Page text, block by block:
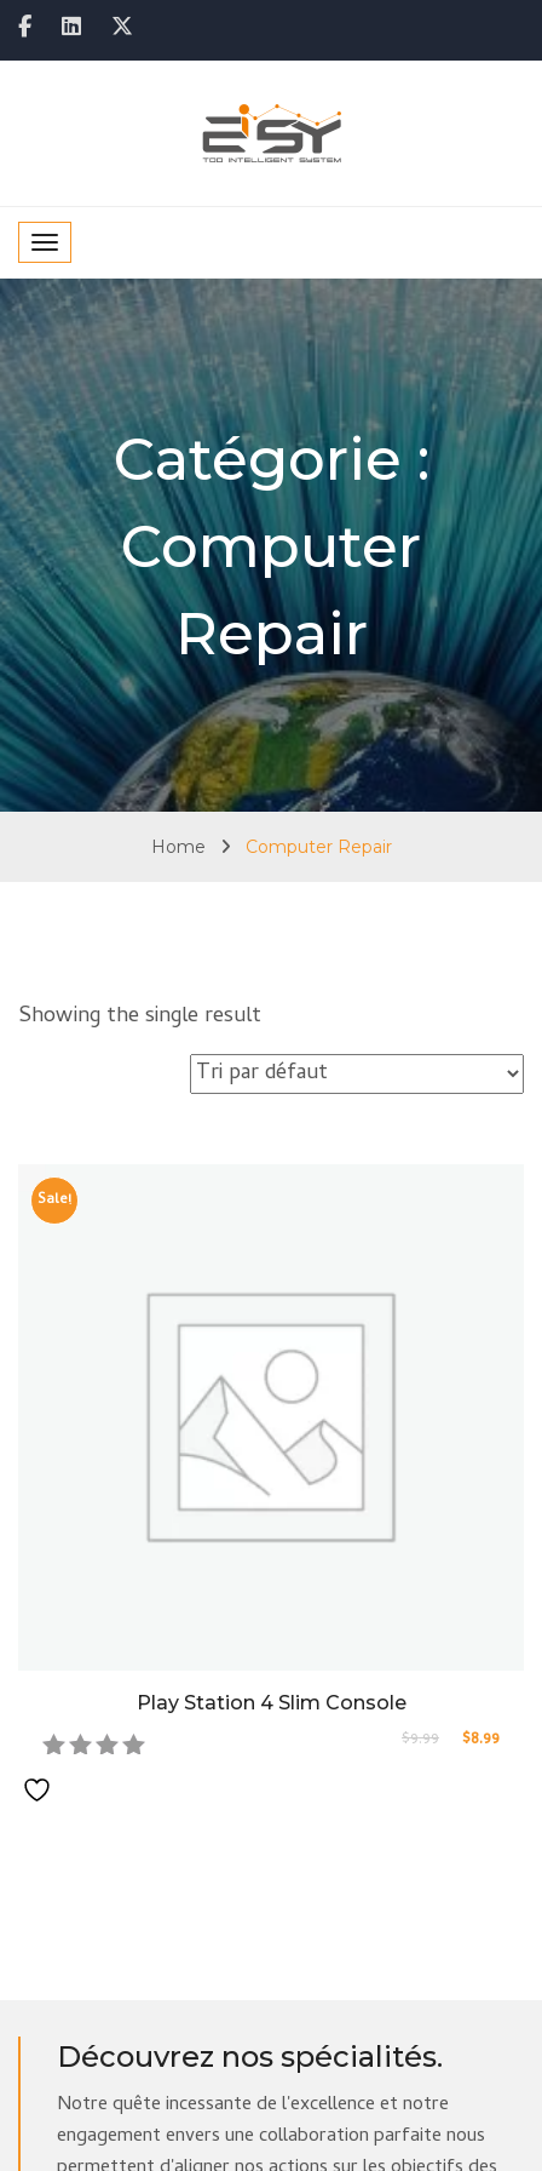
Toggle navigation
Catégorie :
Computer
Repair
Home Computer Repair
Showing the single result
Sale!
Play Station 4 Slim Console
$9.99 Le prix
$8.99Le
5.00
Découvrez nos spécialités.
Notre quête incessante de l'excellence et notre
engagement envers une collaboration parfaite nous